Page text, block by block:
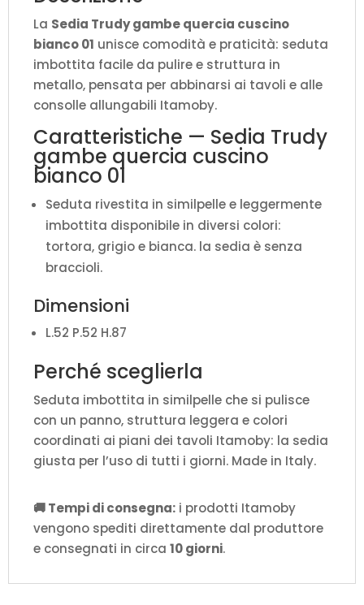
La Sedia Trudy gambe quercia cuscino
bianco 01 unisce comodità e praticità: seduta
imbottita facile da pulire e struttura in
metallo, pensata per abbinarsi ai tavoli e alle
consolle allungabili Itamoby.
Caratteristiche — Sedia Trudy
gambe quercia cuscino
bianco 01
Seduta rivestita in similpelle e leggermente
imbottita disponibile in diversi colori:
tortora, grigio e bianca. la sedia è senza
braccioli.
Dimensioni
L.52 P.52 H.87
Perché sceglierla
Seduta imbottita in similpelle che si pulisce
con un panno, struttura leggera e colori
coordinati ai piani dei tavoli Itamoby: la sedia
giusta per l’uso di tutti i giorni. Made in Italy.
🚚 Tempi di consegna: i prodotti Itamoby
vengono spediti direttamente dal produttore
e consegnati in circa 10 giorni.